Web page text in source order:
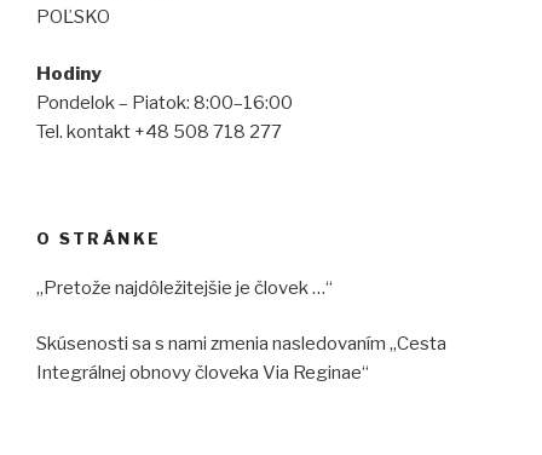
POĽSKO
Hodiny
Pondelok – Piatok: 8:00–16:00
Tel. kontakt +48 508 718 277
O STRÁNKE
„Pretože najdôležitejšie je človek …“
Skúsenosti sa s nami zmenia nasledovaním „Cesta
Integrálnej obnovy človeka Via Reginae“